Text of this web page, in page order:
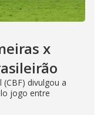
x
divulgou a
jogo entre